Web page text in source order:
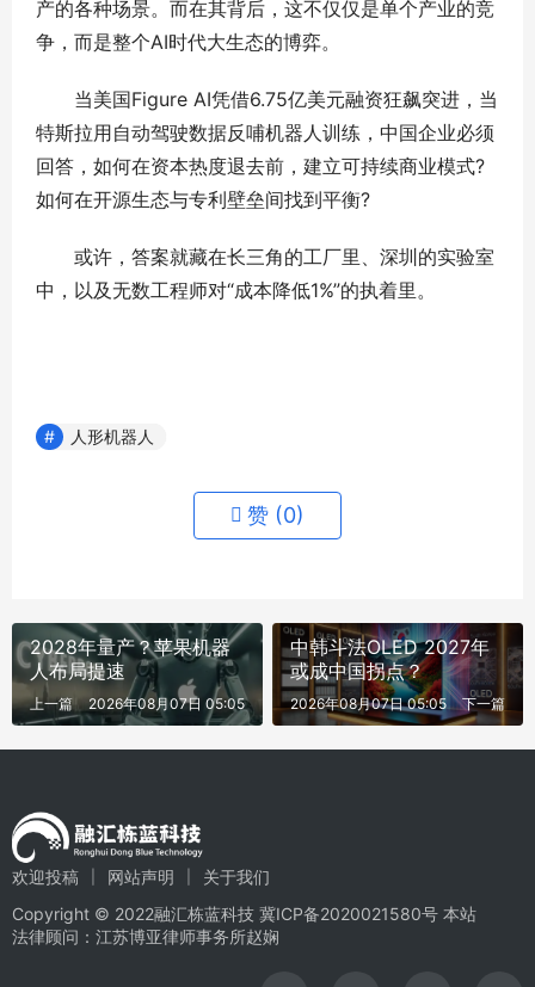
产的各种场景。而在其背后，这不仅仅是单个产业的竞
争，而是整个AI时代大生态的博弈。
当美国Figure AI凭借6.75亿美元融资狂飙突进，当
特斯拉用自动驾驶数据反哺机器人训练，中国企业必须
回答，如何在资本热度退去前，建立可持续商业模式?
如何在开源生态与专利壁垒间找到平衡?
或许，答案就藏在长三角的工厂里、深圳的实验室
中，以及无数工程师对“成本降低1%”的执着里。
人形机器人
赞 (0)
2028年量产？苹果机器
人布局提速
上一篇 2026年08月07日 05:05
中韩斗法OLED 2027年
或成中国拐点？
下一篇
2026年08月07日 05:05
欢迎投稿 网站声明
关于我们
Copyright © 2022融汇栋蓝科技 冀ICP备2020021580号 本站
法律顾问：江苏博亚律师事务所赵娴